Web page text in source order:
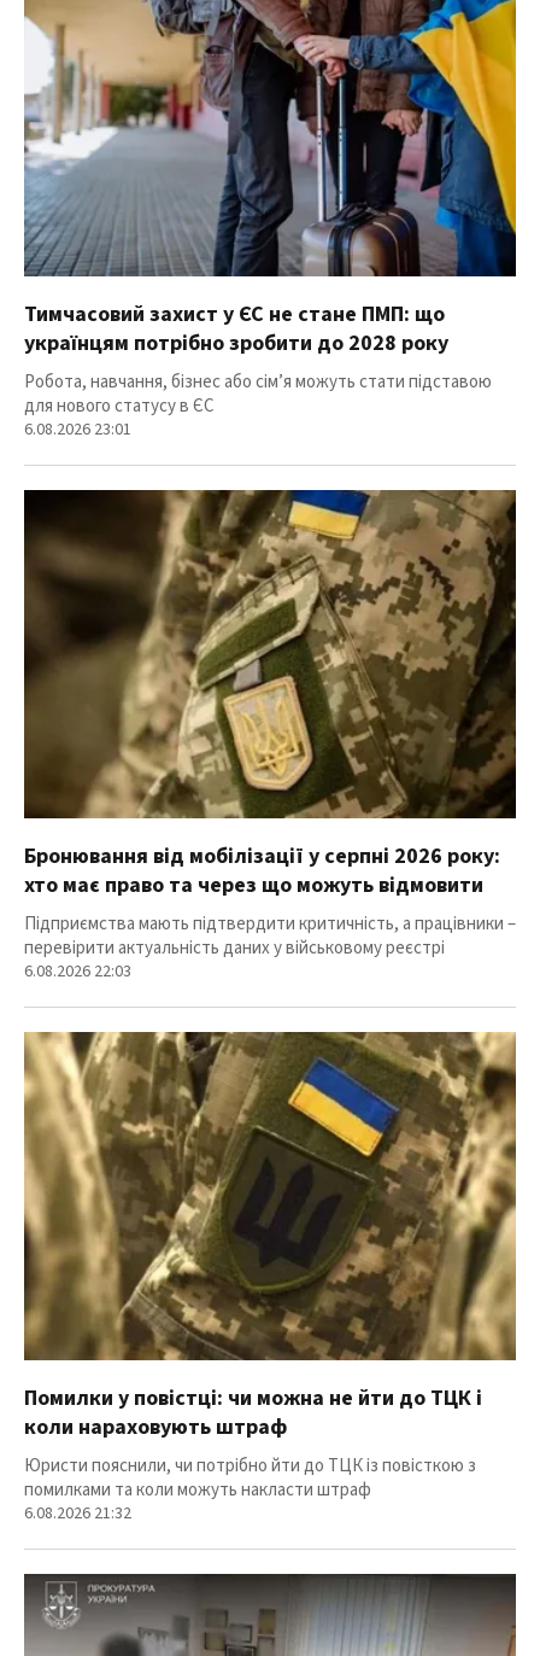
Тимчасовий захист у ЄС не стане ПМП: що
українцям потрібно зробити до 2028 року
Робота, навчання, бізнес або сім’я можуть стати підставою
для нового статусу в ЄС
6.08.2026 23:01
Бронювання від мобілізації у серпні 2026 року:
хто має право та через що можуть відмовити
Підприємства мають підтвердити критичність, а працівники –
перевірити актуальність даних у військовому реєстрі
6.08.2026 22:03
Помилки у повістці: чи можна не йти до ТЦК і
коли нараховують штраф
Юристи пояснили, чи потрібно йти до ТЦК із повісткою з
помилками та коли можуть накласти штраф
6.08.2026 21:32